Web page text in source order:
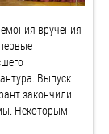
вручения
Выпуск
закончили
Некоторым